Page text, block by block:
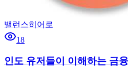
밸런스히어로
18
인도 유저들이 이해하는 금